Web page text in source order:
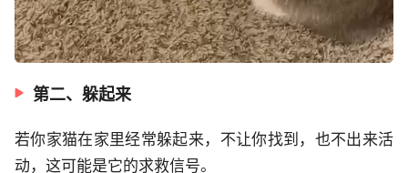
第二、躲起来
若你家猫在家里经常躲起来，不让你找到，也不出来活
动，这可能是它的求救信号。